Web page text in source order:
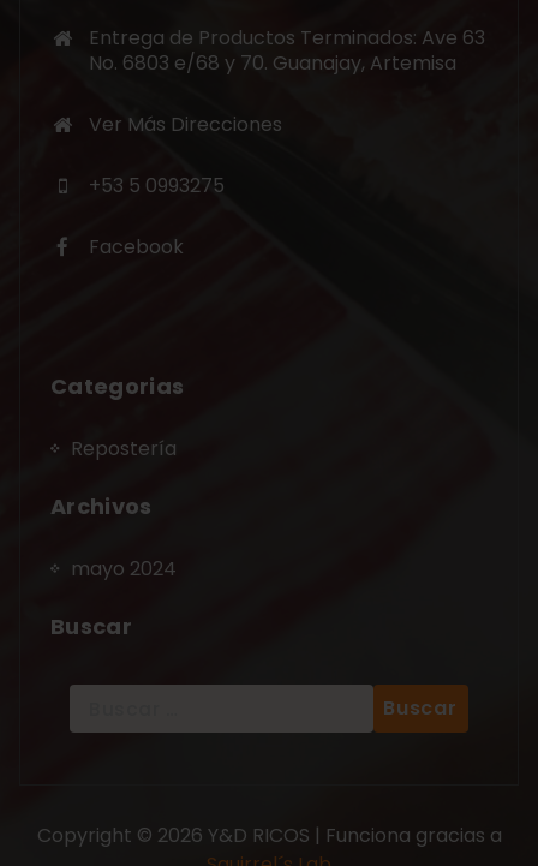
Entrega de Productos Terminados: Ave 63
No. 6803 e/68 y 70. Guanajay, Artemisa
Ver Más Direcciones
+53 5 0993275
Facebook
Categorias
Repostería
Archivos
mayo 2024
Buscar
Copyright © 2026 Y&D RICOS | Funciona gracias a